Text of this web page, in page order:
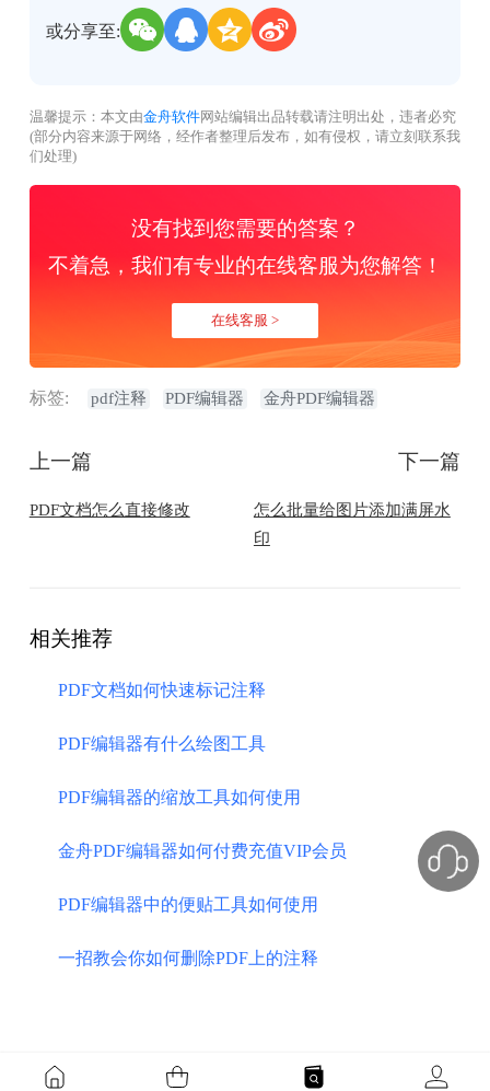
或分享至:
温馨提示：本文由金舟软件网站编辑出品转载请注明出处，违者必究
(部分内容来源于网络，经作者整理后发布，如有侵权，请立刻联系我
们处理)
没有找到您需要的答案？
不着急，我们有专业的在线客服为您解答！
在线客服 >
标签: pdf注释 PDF编辑器 金舟PDF编辑器
上一篇
PDF文档怎么直接修改
下一篇
怎么批量给图片添加满屏水
印
相关推荐
PDF文档如何快速标记注释
PDF编辑器有什么绘图工具
PDF编辑器的缩放工具如何使用
金舟PDF编辑器如何付费充值VIP会员
PDF编辑器中的便贴工具如何使用
一招教会你如何删除PDF上的注释